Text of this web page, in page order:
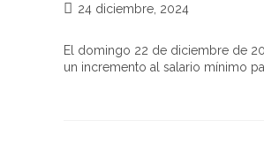
24 diciembre, 2024
El domingo 22 de diciembre de
un incremento al salario mínimo